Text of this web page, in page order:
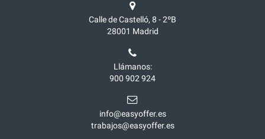
Calle de Castelló, 8 - 2ºB
28001 Madrid
Llámanos:
900 902 924
info@easyoffer.es
trabajos@easyoffer.es